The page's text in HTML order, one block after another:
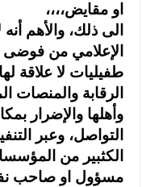
او مقايض،،،،
الى ذلك، والأهم
الإعلامي من
طفيليات لا علاقة
الرقابة والمنصات
وأهلها والإضرار
التواصل، وعبر
الكثبير من
مسؤول او صاحب